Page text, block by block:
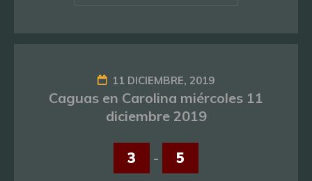
11 DICIEMBRE, 2019
Caguas en Carolina miércoles 11
diciembre 2019
3 - 5